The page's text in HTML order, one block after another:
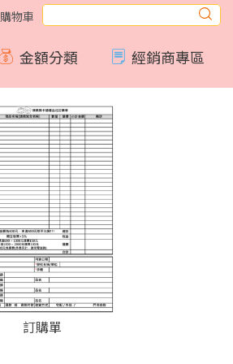
購物車
金額分類 經銷商專區
訂購單